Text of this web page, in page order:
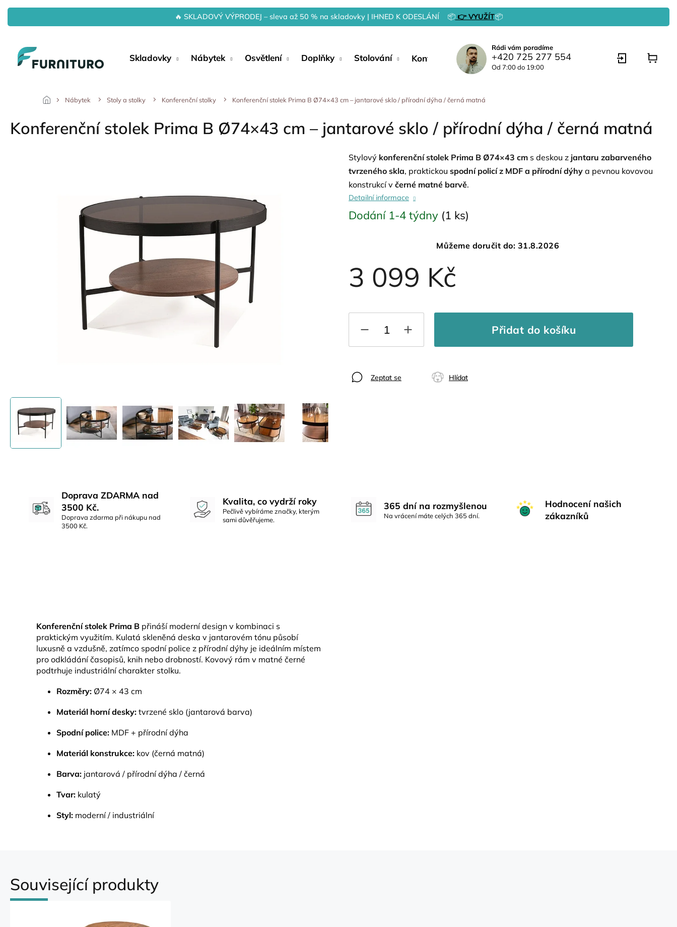
Přejít
obsah
🔥 SKLADOVÝ VÝPRODEJ – sleva až 50 % na skladovky | IHNED K ODESLÁNÍ 📦👉 VYUŽÍT📦
Skladovky Nábytek Osvětlení Doplňky Stolování Kontakty
Rádi vám poradíme
+420 725 277 554
Od 7:00 do 19:00
Nábytek Stoly a stolky Konferenční stolky Konferenční stolek Prima B Ø74×43 cm – jantarové sklo / přírodní dýha / černá matná
Konferenční stolek Prima B Ø74×43 cm – jantarové sklo / přírodní dýha / černá matná
3 099 Kč
Dodání 1-4 týdny (1 ks)
Můžeme doručit do: 31.8.2026
Přidat do košíku
Stylový konferenční stolek Prima B Ø74×43 cm s deskou z jantaru zabarveného
tvrzeného skla, praktickou spodní policí z MDF a přírodní dýhy a pevnou kovovou
konstrukcí v černé matné barvě.
Detailní informace
Zeptat se Hlídat
Doprava ZDARMA nad
3500 Kč.
Doprava zdarma při nákupu nad
3500 Kč.
Kvalita, co vydrží roky
Pečlivě vybíráme značky, kterým
sami důvěřujeme.
365 dní na rozmyšlenou
Na vrácení máte celých 365 dní.
Hodnocení našich
zákazníků
Související produkty
Konferenční stolek Prima B přináší moderní design v kombinaci s
praktickým využitím. Kulatá skleněná deska v jantarovém tónu působí
luxusně a vzdušně, zatímco spodní police z přírodní dýhy je ideálním místem
pro odkládání časopisů, knih nebo drobností. Kovový rám v matné černé
podtrhuje industriální charakter stolku.
Rozměry: Ø74 × 43 cm
Materiál horní desky: tvrzené sklo (jantarová barva)
Spodní police: MDF + přírodní dýha
Materiál konstrukce: kov (černá matná)
Barva: jantarová / přírodní dýha / černá
Tvar: kulatý
Styl: moderní / industriální